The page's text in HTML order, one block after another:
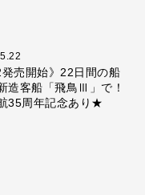
発売開始》22日間の船
造客船「飛鳥Ⅲ」で！
35周年記念あり★